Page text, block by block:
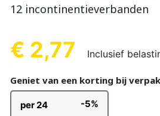
KINDEREN
12 incontinentieverbanden
€ 2,77 Inclusief
Geniet van een korting bij
per 24 -5%